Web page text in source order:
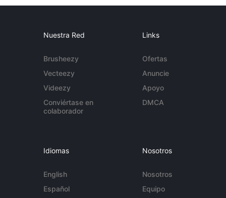
Nuestra Red
Brusheezy
Vecteezy
Videezy
Conviértase en
colaborador
Links
Ofertas
Anuncie
Apoyo
DMCA
Idiomas
English
Español
Nosotros
Nosotros
Equipo